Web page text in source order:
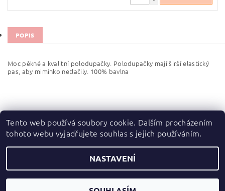
POPIS
Moc pěkné a kvalitní polodupačky. Polodupačky mají širší elastický
pas, aby miminko netlačily. 100% bavlna
Zboží.cz | Heureka.cz
2026 ©dupydup, všechna práva vyhrazena
Vytvořil Shoptet
Tento web používá soubory cookie. Dalším procházením
tohoto webu vyjadřujete souhlas s jejich používáním.
NASTAVENÍ